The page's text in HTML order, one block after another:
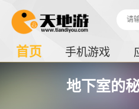
首页 手机游戏
地下室的